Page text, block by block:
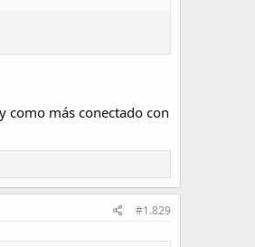
como más conectado con
#1.829